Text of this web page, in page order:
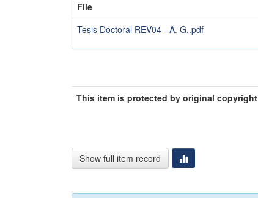
File
Tesis Doctoral REV04 - A. G..pdf
This item is protected by original copyright
Show full item record